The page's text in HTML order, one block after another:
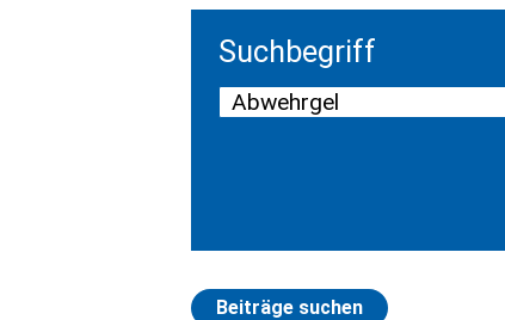
Suchbegriff
Beiträge suchen